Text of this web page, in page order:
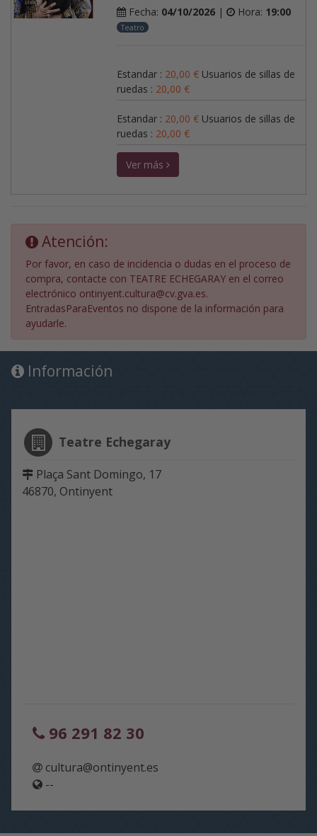
Fecha: 04/10/2026| Hora: 19:00
Teatro
Estandar : 20,00 € Usuarios de sillas de
ruedas : 20,00 €
Estandar : 20,00 € Usuarios de sillas de
ruedas : 20,00 €
Ver más
Atención:
Por favor, en caso de incidencia o dudas en el proceso de
compra, contacte con TEATRE ECHEGARAY en el correo
electrónico ontinyent.cultura@cv.gva.es.
EntradasParaEventos no dispone de la información para
ayudarle.
Información
Teatre Echegaray
Plaça Sant Domingo, 17
46870, Ontinyent
96 291 82 30
cultura@ontinyent.es
--